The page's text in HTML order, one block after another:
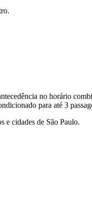
no horário
para até 3
e cidades de São Paulo.